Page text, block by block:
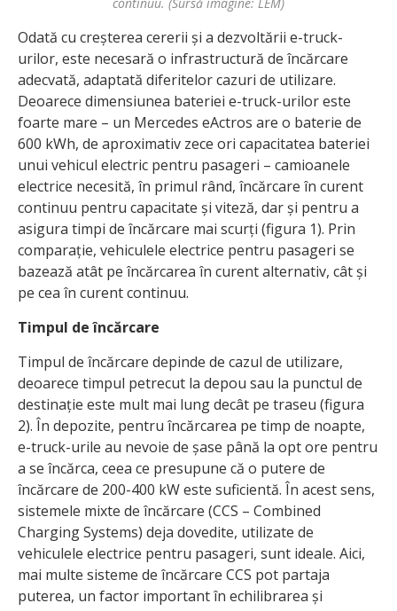
Odată cu creșterea cererii și a dezvoltării e-truck-
urilor, este necesară o infrastructură de încărcare
adecvată, adaptată diferitelor cazuri de utilizare.
Deoarece dimensiunea bateriei e-truck-urilor este
foarte mare – un Mercedes eActros are o baterie de
600 kWh, de aproximativ zece ori capacitatea bateriei
unui vehicul electric pentru pasageri – camioanele
electrice necesită, în primul rând, încărcare în curent
continuu pentru capacitate și viteză, dar și pentru a
asigura timpi de încărcare mai scurți (figura 1). Prin
comparație, vehiculele electrice pentru pasageri se
bazează atât pe încărcarea în curent alternativ, cât și
pe cea în curent continuu.
Timpul de încărcare
Timpul de încărcare depinde de cazul de utilizare,
deoarece timpul petrecut la depou sau la punctul de
destinație este mult mai lung decât pe traseu (figura
2). În depozite, pentru încărcarea pe timp de noapte,
e-truck-urile au nevoie de șase până la opt ore pentru
a se încărca, ceea ce presupune că o putere de
încărcare de 200-400 kW este suficientă. În acest sens,
sistemele mixte de încărcare (CCS – Combined
Charging Systems) deja dovedite, utilizate de
vehiculele electrice pentru pasageri, sunt ideale. Aici,
mai multe sisteme de încărcare CCS pot partaja
puterea, un factor important în echilibrarea și